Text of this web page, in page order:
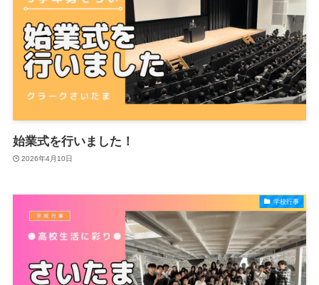
始業式を行いました！
2026年4月10日
学校行事